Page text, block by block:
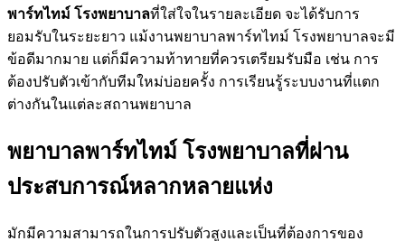
พาร์ทไทม์ โรงพยาบาลที่ใส่ใจในรายละเอียด จะได้รับการ
ยอมรับในระยะยาว แม้งานพยาบาลพาร์ทไทม์ โรงพยาบาลจะมี
ข้อดีมากมาย แต่ก็มีความท้าทายที่ควรเตรียมรับมือ เช่น การ
ต้องปรับตัวเข้ากับทีมใหม่บ่อยครั้ง การเรียนรู้ระบบงานที่แตก
ต่างกันในแต่ละสถานพยาบาล
พยาบาลพาร์ทไทม์ โรงพยาบาลที่ผ่าน
ประสบการณ์หลากหลายแห่ง
มักมีความสามารถในการปรับตัวสูงและเป็นที่ต้องการของ